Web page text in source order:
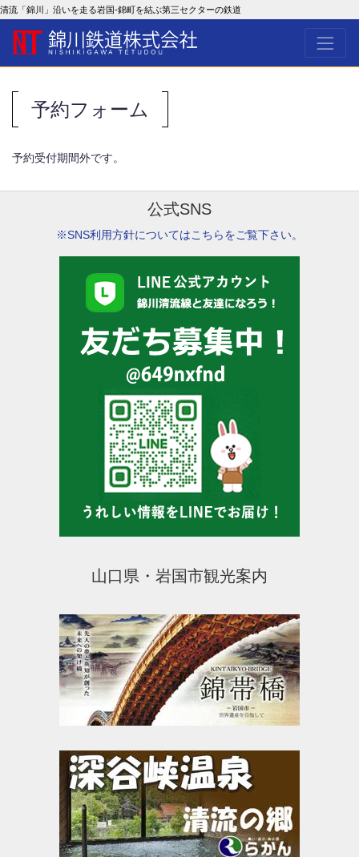
清流「錦川」沿いを走る岩国-錦町を結ぶ第三セクターの鉄道
予約フォーム
予約受付期間外です。
公式SNS
※SNS利用方針についてはこちらをご覧下さい。
山口県・岩国市観光案内